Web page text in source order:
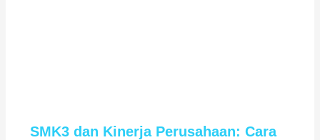
SMK3 dan Kinerja Perusahaan: Cara